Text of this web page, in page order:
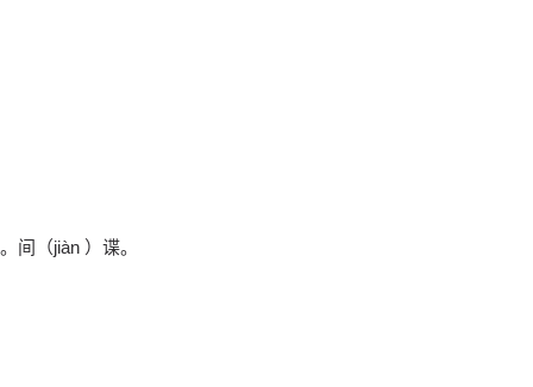
间（jiàn ）谍。